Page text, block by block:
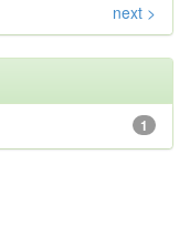
next >
1